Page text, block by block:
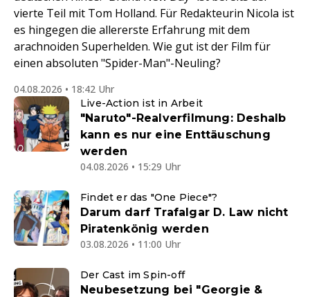
vierte Teil mit Tom Holland. Für Redakteurin Nicola ist
es hingegen die allererste Erfahrung mit dem
arachnoiden Superhelden. Wie gut ist der Film für
einen absoluten "Spider-Man"-Neuling?
04.08.2026 • 18:42 Uhr
Live-Action ist in Arbeit
"Naruto"-Realverfilmung: Deshalb
kann es nur eine Enttäuschung
werden
04.08.2026 • 15:29 Uhr
Findet er das "One Piece"?
Darum darf Trafalgar D. Law nicht
Piratenkönig werden
03.08.2026 • 11:00 Uhr
Der Cast im Spin-off
Neubesetzung bei "Georgie &